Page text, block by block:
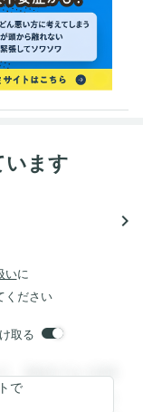
います
navigate_next
いに
ください
取る
。登録すると回答
答を閲覧すること
で